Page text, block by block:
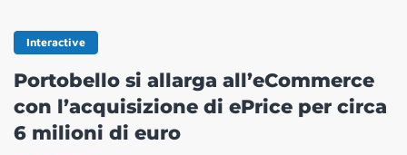
Interactive
Portobello si allarga all’eCommerce
con l’acquisizione di ePrice per circa
6 milioni di euro